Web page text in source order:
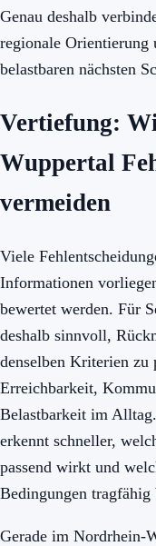
Genau deshalb
regionale Orientierung
belastbaren nächsten
Vertiefung:
Wuppertal
vermeiden
Viele
Informationen
bewertet werden. Für
deshalb sinnvoll,
denselben Kriterien zu
Erreichbarkeit,
Belastbarkeit im
erkennt schneller,
passend wirkt und
Bedingungen tragfähig
Gerade im Nordrhein-